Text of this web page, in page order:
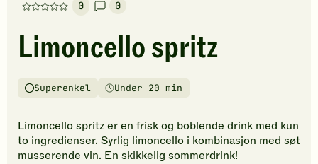
0
Denne
har
foreløpig
vurderinger.
den
første
til
0
Limoncello spritz
Vanskelighetsgrad
Superenkel
Tilberedningstid Under 20 min
Limoncello spritz er en frisk og boblende drink med kun
to ingredienser. Syrlig limoncello i kombinasjon med søt
musserende vin. En skikkelig sommerdrink!